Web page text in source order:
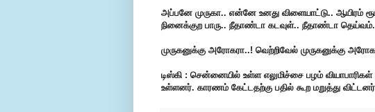
அப்பனே முருகா.. என்னே உனது விளையாட்டு.. ஆயிரம்
நினைக்குற பாரு.. நீதாண்டா கடவுள்.. நீதாண்டா
முருகனுக்கு அரோகரா..! வெற்றிவேல் முருகனுக்கு
டிஸ்கி : சென்னையில் உள்ள எலுமிச்சை பழம்
உள்ளனர். காரணம் கேட்டதற்கு பதில் கூற மறுத்து